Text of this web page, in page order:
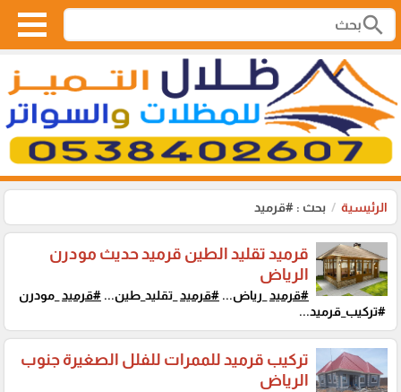
search
الرئيسية بحث : #قرميد
قرميد تقليد الطين قرميد حديث مودرن
الرياض
#قرميد _رياض... #قرميد _تقليد_طين... #قرميد _مودرن
#تركيب_قرميد...
تركيب قرميد للممرات للفلل الصغيرة جنوب
الرياض